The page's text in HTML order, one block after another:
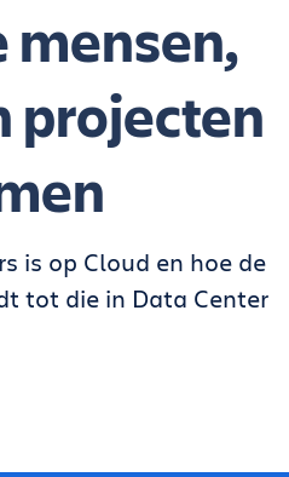
mensen,
projecten
is op Cloud en hoe de
tot die in Data Center